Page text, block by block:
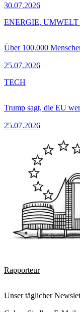
30.07.2026
Über 100.000
25.07.2026
ENERGIE,
Trump sagt, die EU
25.07.2026
TECH
Rapporteur
Unser täglicher